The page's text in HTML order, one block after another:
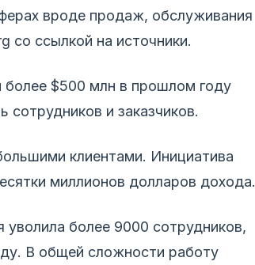
вроде продаж, обслуживания
со ссылкой на источники.
$500 млн в прошлом году
сотрудников и заказчиков.
клиентами. Инициатива
миллионов долларов дохода.
более 9000 сотрудников,
В общей сложности работу